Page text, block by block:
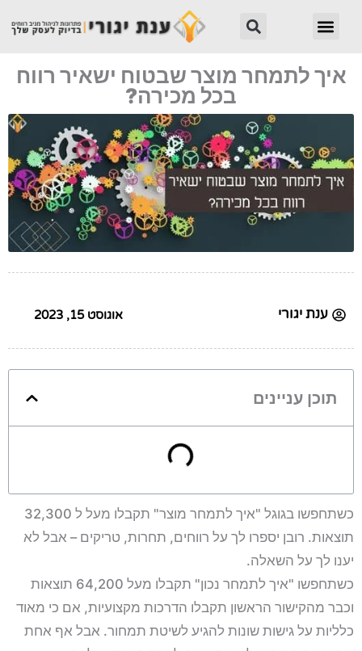
תפריט חיפוש
איך לתמחר מוצר שבטוח ישאיר רווח
בכל מכירה?
ענת יגורי אוגוסט 15, 2023
תוכן עניינים
כשתחפשו בגוגל "איך לתמחר מוצר" תקבלו מעל ל 32,300
תוצאות. רובן יספרו לך על רווחים, תחרות, טריקים – אבל לא
יענו לך על השאלה.
כשתחפשו "איך לתמחר נכון" תקבלו מעל 64,200 תוצאות
וכבר מהקישור הראשון תקבלו הדרכות מקצועיות, אם כי מאוד
כלליות על גישות שונות להגיע לשיטת תמחור. אבל אף אחת